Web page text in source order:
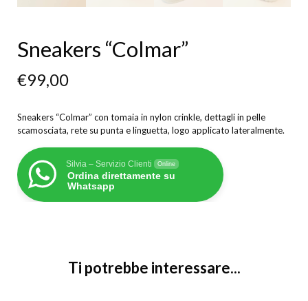
Sneakers “Colmar”
€99,00
Sneakers “Colmar” con tomaia in nylon crinkle, dettagli in pelle
scamosciata, rete su punta e linguetta, logo applicato lateralmente.
Silvia – Servizio Clienti Online
Ordina direttamente su
Whatsapp
Ti potrebbe interessare...